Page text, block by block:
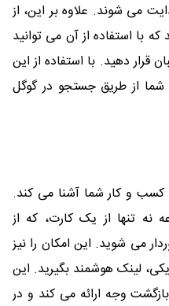
می شوند. علاوه بر این، از
با استفاده از آن می توانید
قرار دهید. با استفاده از این
شما از طریق جستجو در گوگل
کسب و کار شما آشنا می کند.
نه تنها از یک کارت، که از
می شوید. این امکان را نیز
لینک هوشمند بگیرید. این
وجه ارائه می کند و در